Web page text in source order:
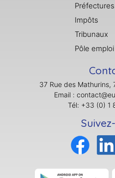
Préfectures
Impôts
Tribunaux
Pôle emploi
37 Rue des Mathurins,
Email :
Tél: +33 (0) 1